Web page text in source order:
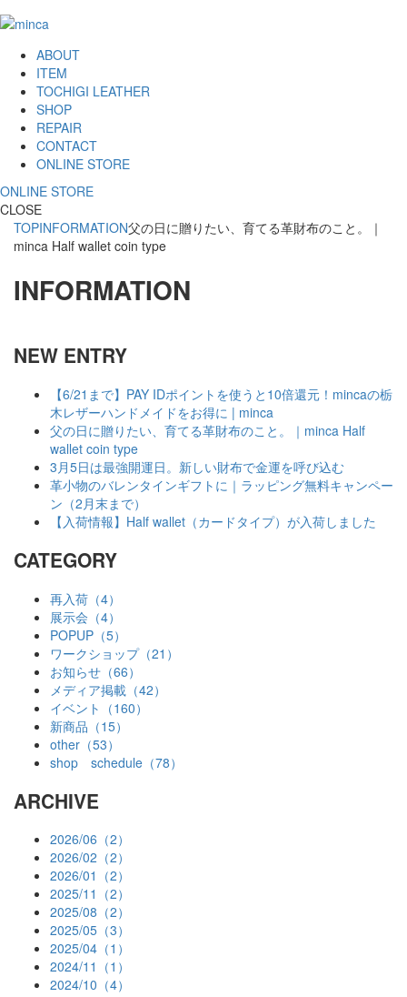
ABOUT
ITEM
TOCHIGI LEATHER
SHOP
REPAIR
CONTACT
ONLINE STORE
ONLINE STORE
CLOSE
TOPINFORMATION父の日に贈りたい、育てる革財布のこと。｜
minca Half wallet coin type
INFORMATION
NEW ENTRY
【6/21まで】PAY IDポイントを使うと10倍還元！mincaの栃
木レザーハンドメイドをお得に | minca
父の日に贈りたい、育てる革財布のこと。｜minca Half
wallet coin type
3月5日は最強開運日。新しい財布で金運を呼び込む
革小物のバレンタインギフトに｜ラッピング無料キャンペー
ン（2月末まで）
【入荷情報】Half wallet（カードタイプ）が入荷しました
CATEGORY
再入荷（4）
展示会（4）
POPUP（5）
ワークショップ（21）
お知らせ（66）
メディア掲載（42）
イベント（160）
新商品（15）
other（53）
shop schedule（78）
ARCHIVE
2026/06（2）
2026/02（2）
2026/01（2）
2025/11（2）
2025/08（2）
2025/05（3）
2025/04（1）
2024/11（1）
2024/10（4）